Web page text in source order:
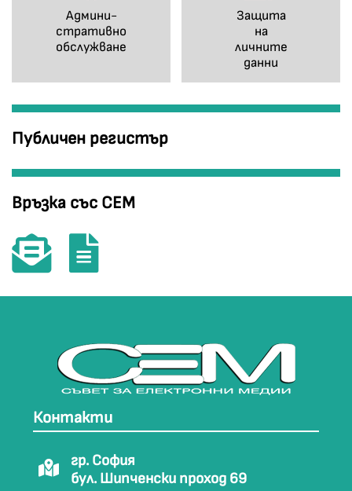
Админи-
стративно
обслужване
Защита
на
личните
данни
Публичен регистър
Връзка със СЕМ
Контакти
гр. София
бул. Шипченски проход 69